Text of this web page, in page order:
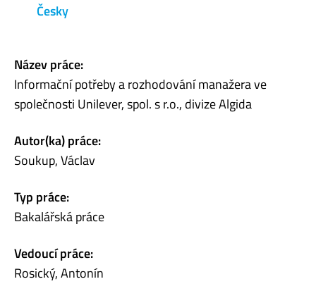
Česky
Název práce:
Informační potřeby a rozhodování manažera ve
společnosti Unilever, spol. s r.o., divize Algida
Autor(ka) práce:
Soukup, Václav
Typ práce:
Bakalářská práce
Vedoucí práce:
Rosický, Antonín